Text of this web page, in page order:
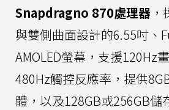
Snapdragno 870處理器
與雙側曲面設計的6.55吋、
AMOLED螢幕，支援120Hz
480Hz觸控反應率，提供
體，以及128GB或256GB儲